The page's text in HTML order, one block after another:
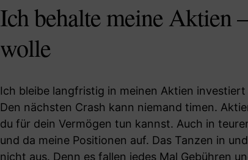
Ich behalte meine Aktien
wolle
Ich bleibe langfristig in meinen Aktien
Den nächsten Crash kann niemand timen.
du für dein Vermögen tun kannst. Auch in
und da meine Positionen auf. Das Tanzen in
nicht aus. Denn es fallen jedes Mal Gebühren